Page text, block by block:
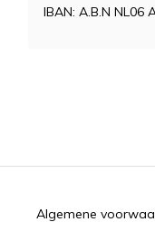
IBAN: A.B.N NL06
Algemene